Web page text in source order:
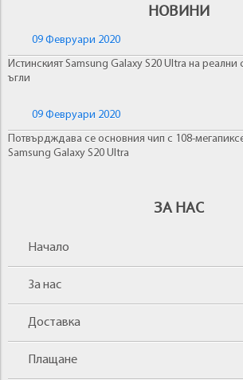
НОВИНИ
09 Февруари 2020
Истинският Samsung Galaxy S20 Ultra на реални
ъгли
09 Февруари 2020
Потвърдждава се основния чип с 108-
Samsung Galaxy S20 Ultra
ЗА НАС
Начало
За нас
Доставка
Плащане